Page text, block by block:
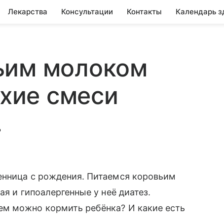
Лекарства Консультации Контакты Календарь
молоком
смеси
с рождения. Питаемся коровьим
и гипоалергенные у неё диатез.
можно кормить ребёнка? И какие есть